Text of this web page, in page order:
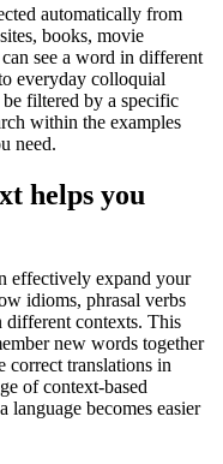
automatically from
books, movie
see a word in different
everyday colloquial
be filtered by a specific
within the examples
need.
helps you
effectively expand your
idioms, phrasal verbs
different contexts. This
new words together
correct translations in
of context-based
becomes easier